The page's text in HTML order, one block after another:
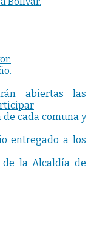
abiertas las
cada comuna y
entregado a los
la Alcaldía de